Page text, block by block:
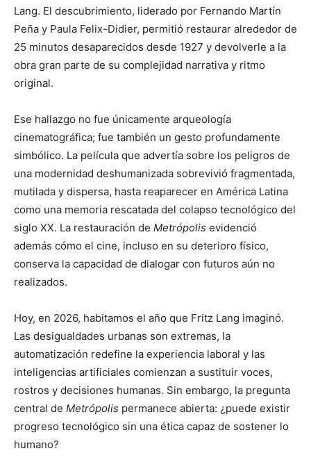
Lang. El descubrimiento, liderado por Fernando Martín
Peña y Paula Felix-Didier, permitió restaurar alrededor de
25 minutos desaparecidos desde 1927 y devolverle a la
obra gran parte de su complejidad narrativa y ritmo
original.
Ese hallazgo no fue únicamente arqueología
cinematográfica; fue también un gesto profundamente
simbólico. La película que advertía sobre los peligros de
una modernidad deshumanizada sobrevivió fragmentada,
mutilada y dispersa, hasta reaparecer en América Latina
como una memoria rescatada del colapso tecnológico del
siglo XX. La restauración de Metrópolis evidenció
además cómo el cine, incluso en su deterioro físico,
conserva la capacidad de dialogar con futuros aún no
realizados.
Hoy, en 2026, habitamos el año que Fritz Lang imaginó.
Las desigualdades urbanas son extremas, la
automatización redefine la experiencia laboral y las
inteligencias artificiales comienzan a sustituir voces,
rostros y decisiones humanas. Sin embargo, la pregunta
central de Metrópolis permanece abierta: ¿puede existir
progreso tecnológico sin una ética capaz de sostener lo
humano?